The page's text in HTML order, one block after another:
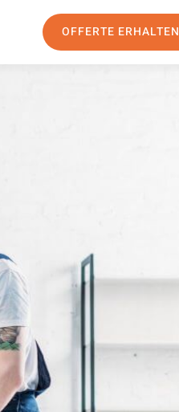
OFFERTE ERHALTEN